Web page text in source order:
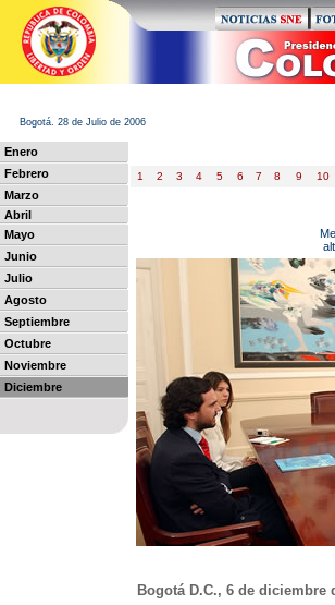
Bogotá. 28 de Julio de 2006
Enero
Febrero
Marzo
Abril
Mayo
Junio
Julio
Agosto
Septiembre
Octubre
Noviembre
Diciembre
1 2 3 4 5 6 7 8 9 10
Bogotá D.C., 6 de diciembre